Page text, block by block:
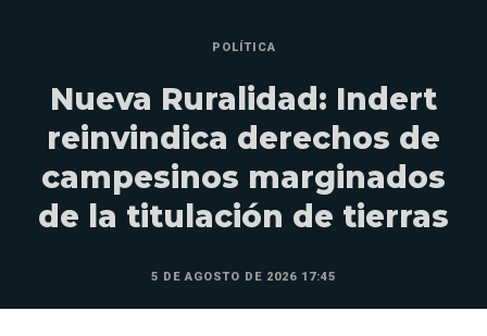
POLÍTICA
Nueva Ruralidad: Indert
reinvindica derechos de
campesinos marginados
de la titulación de tierras
5 DE AGOSTO DE 2026 17:45